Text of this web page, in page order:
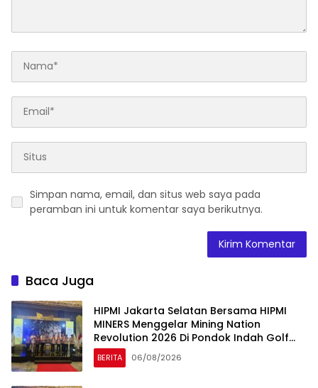
Simpan nama, email, dan situs web saya pada
peramban ini untuk komentar saya berikutnya.
Baca Juga
HIPMI Jakarta Selatan Bersama HIPMI
MINERS Menggelar Mining Nation
Revolution 2026 Di Pondok Indah Golf
Jakarta
BERITA 06/08/2026